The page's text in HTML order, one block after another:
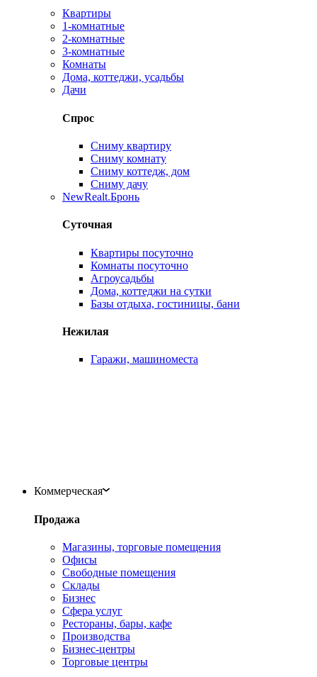
Квартиры
1-комнатные
2-комнатные
3-комнатные
Комнаты
Дома, коттеджи, усадьбы
Дачи
Спрос
Сниму квартиру
Сниму комнату
Сниму коттедж, дом
Сниму дачу
NewRealt.Бронь
Суточная
Квартиры посуточно
Комнаты посуточно
Агроусадьбы
Дома, коттеджи на сутки
Базы отдыха, гостиницы, бани
Нежилая
Гаражи, машиноместа
Коммерческая
Продажа
Магазины, торговые помещения
Офисы
Свободные помещения
Склады
Бизнес
Сфера услуг
Рестораны, бары, кафе
Производства
Бизнес-центры
Торговые центры